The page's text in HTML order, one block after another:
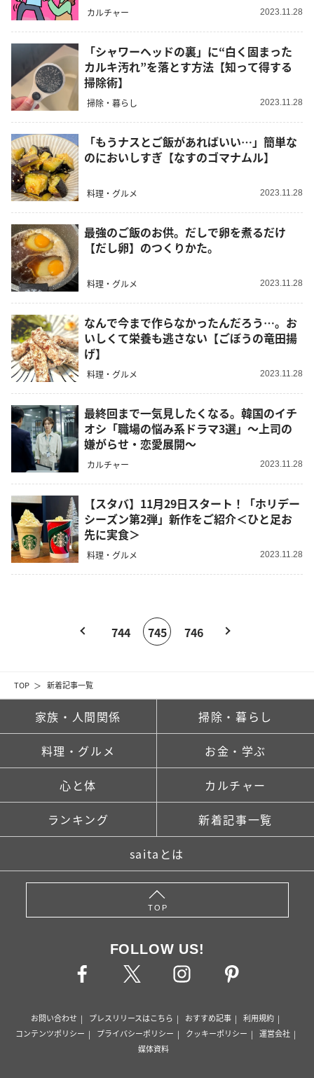
TOP 新着記事一覧
カルチャー 2023.11.28
「シャワーヘッドの裏」に“白く固まった
カルキ汚れ”を落とす方法【知って得する
掃除術】
掃除・暮らし 2023.11.28
「もうナスとご飯があればいい…」簡単な
のにおいしすぎ【なすのゴマナムル】
料理・グルメ 2023.11.28
最強のご飯のお供。だしで卵を煮るだけ
【だし卵】のつくりかた。
料理・グルメ 2023.11.28
なんで今まで作らなかったんだろう…。お
いしくて栄養も逃さない【ごぼうの竜田揚
げ】
料理・グルメ 2023.11.28
最終回まで一気見したくなる。韓国のイチ
オシ「職場の悩み系ドラマ3選」～上司の
嫌がらせ・恋愛展開～
カルチャー 2023.11.28
【スタバ】11月29日スタート！「ホリデー
シーズン第2弾」新作をご紹介＜ひと足お
先に実食＞
料理・グルメ 2023.11.28
744 745 746
家族・人間関係 掃除・暮らし
料理・グルメ お金・学ぶ
心と体 カルチャー
ランキング 新着記事一覧
saitaとは
TOP
FOLLOW US!
お問い合わせ プレスリリースはこちら おすすめ記事
利用規約
コンテンツポリシー
プライバシーポリシー クッキーポリシー
運営会社
媒体資料